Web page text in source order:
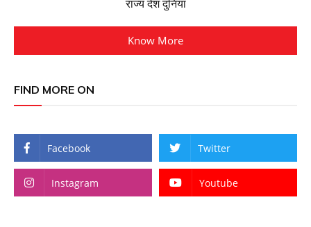
राज्य देश दुनिया
Know More
FIND MORE ON
Facebook Twitter
Instagram Youtube